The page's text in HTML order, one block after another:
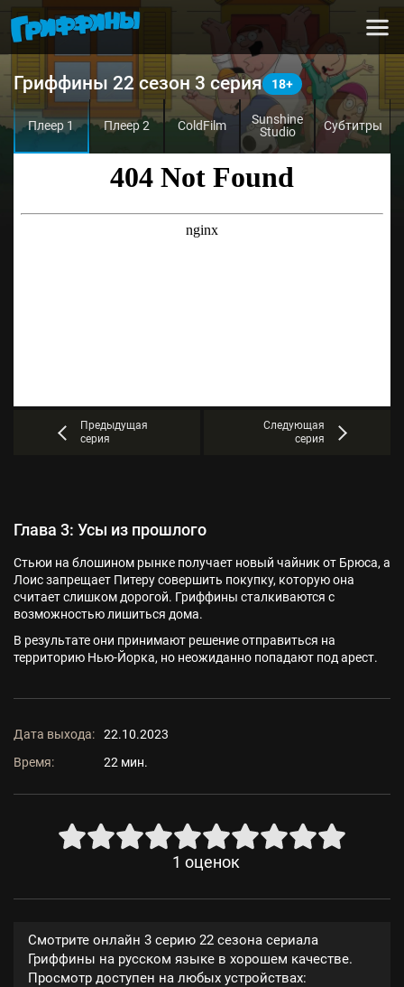
Гриффины 22 сезон 3 серия
Плеер 1 Плеер 2 ColdFilm
Sunshine
Studio
Субтитры
Предыдущая
серия
Следующая
серия
Глава 3: Усы из прошлого
Стьюи на блошином рынке получает новый чайник от Брюса, а
Лоис запрещает Питеру совершить покупку, которую она
считает слишком дорогой. Гриффины сталкиваются с
возможностью лишиться дома.
В результате они принимают решение отправиться на
территорию Нью-Йорка, но неожиданно попадают под арест.
Дата выхода:
22.10.2023
Время:
22 мин.
1 оценок
Смотрите онлайн 3 серию 22 сезона сериала
Гриффины на русском языке в хорошем качестве.
Просмотр доступен на любых устройствах: